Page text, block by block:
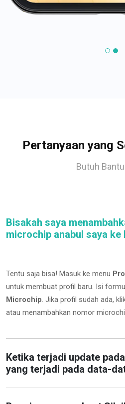
Pertanyaan yang
Butuh
Bisakah saya
microchip anabul saya ke
Tentu saja bisa! Masuk ke menu
untuk membuat profil baru. Isi
Microchip. Jika profil sudah ada,
atau menambahkan nomor
Ketika terjadi update
yang terjadi pada data-